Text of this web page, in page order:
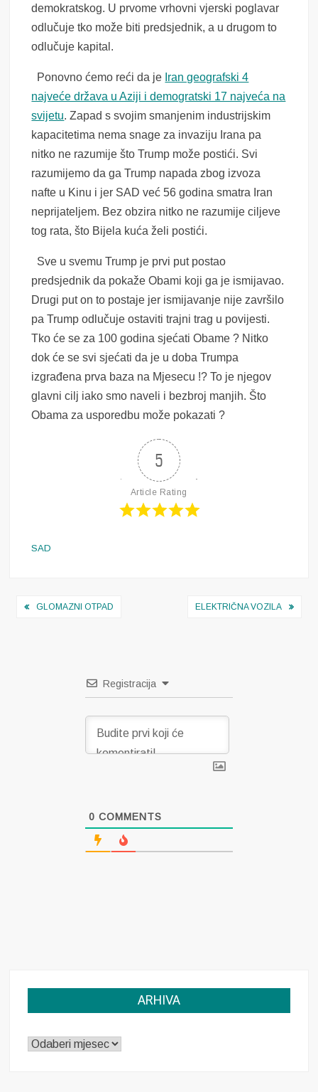
demokratskog. U prvome vrhovni vjerski poglavar
odlučuje tko može biti predsjednik, a u drugom to
odlučuje kapital.
Ponovno ćemo reći da je Iran geografski 4
najveće država u Aziji i demogratski 17 najveća na
svijetu. Zapad s svojim smanjenim industrijskim
kapacitetima nema snage za invaziju Irana pa
nitko ne razumije što Trump može postići. Svi
razumijemo da ga Trump napada zbog izvoza
nafte u Kinu i jer SAD već 56 godina smatra Iran
neprijateljem. Bez obzira nitko ne razumije ciljeve
tog rata, što Bijela kuća želi postići.
Sve u svemu Trump je prvi put postao
predsjednik da pokaže Obami koji ga je ismijavao.
Drugi put on to postaje jer ismijavanje nije završilo
pa Trump odlučuje ostaviti trajni trag u povijesti.
Tko će se za 100 godina sjećati Obame ? Nitko
dok će se svi sjećati da je u doba Trumpa
izgrađena prva baza na Mjesecu !? To je njegov
glavni cilj iako smo naveli i bezbroj manjih. Što
Obama za usporedbu može pokazati ?
5
Article Rating
SAD
Navigacija
GLOMAZNI OTPAD ELEKTRIČNA VOZILA
Registracija
0 COMMENTS
ARHIVA
ARHIVA